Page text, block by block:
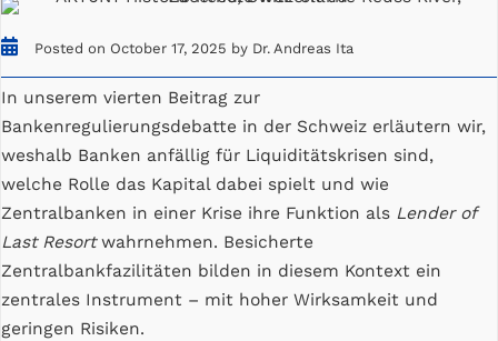
Posted on October 17, 2025 by Dr. Andreas Ita
In unserem vierten Beitrag zur
Bankenregulierungsdebatte in der Schweiz erläutern wir,
weshalb Banken anfällig für Liquiditätskrisen sind,
welche Rolle das Kapital dabei spielt und wie
Zentralbanken in einer Krise ihre Funktion als Lender of
Last Resortwahrnehmen. Besicherte
Zentralbankfazilitäten bilden in diesem Kontext ein
zentrales Instrument – mit hoher Wirksamkeit und
geringen Risiken.